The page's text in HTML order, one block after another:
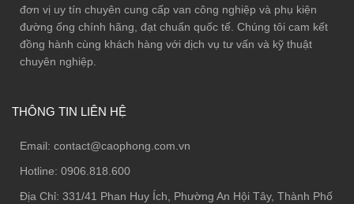
đơn vị uy tín chuyên cung cấp van công nghiệp và phụ kiện
đường ống chính hãng, đạt chuẩn quốc tế. Chúng tôi cam kết
đồng hành cùng khách hàng với dịch vụ tư vấn và kỹ thuật
chuyên nghiệp.
THÔNG TIN LIÊN HỆ
Email: contact@caophong.com.vn
Hotline: 0906.818.600
Địa Chỉ: 331/41 Phan Huy Ích, Phường An Hội Tây, Thành Phố